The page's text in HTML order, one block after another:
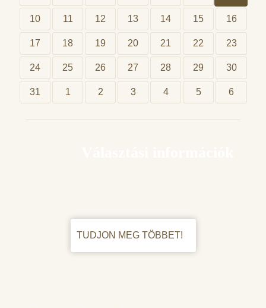
10 11 12 13 14 15 16
17 18 19 20 21 22 23
24 25 26 27 28 29 30
31 1 2 3 4 5 6
TUDJON MEG TÖBBET!